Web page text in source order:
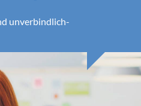
unverbindlich-